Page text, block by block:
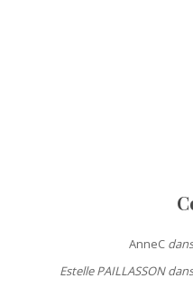
AnneC
Estelle PAILLASSON